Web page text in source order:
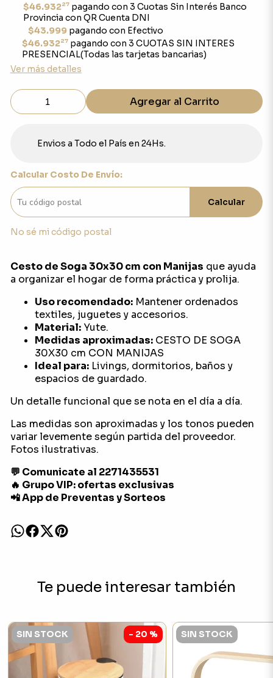
$46.93227 pagando con 3 Cuotas Sin Interés Banco
Provincia con QR Cuenta DNI
$43.999pagando con Efectivo
$46.93227 pagando con 3 CUOTAS SIN INTERES
PRESENCIAL(Todas las tarjetas bancarias)
Ver más detalles
Agregar al Carrito
Envios a Todo el País en 24Hs.
Calcular Costo De Envío:
Calcular
No sé mi código postal
Cesto de Soga 30x30 cm con Manijas que ayuda
a organizar el hogar de forma práctica y prolija.
Uso recomendado:Mantener ordenados
textiles, juguetes y accesorios.
Material:Yute.
Medidas aproximadas:CESTO DE SOGA
30X30 cm CON MANIJAS
Ideal para:Livings, dormitorios, baños y
espacios de guardado.
Un detalle funcional que se nota en el día a día.
Las medidas son aproximadas y los tonos pueden
variar levemente según partida del proveedor.
Fotos ilustrativas.
💬 Comunicate al 2271435531
🔥 Grupo VIP: ofertas exclusivas
📲 App de Preventas y Sorteos
Te puede interesar también
SIN STOCK - 20 % SIN STOCK